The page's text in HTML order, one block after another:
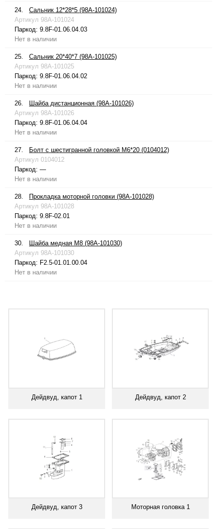
24.
Сальник 12*28*5 (98A-101024)
Артикул 98A-101024
Паркод: 9.8F-01.06.04.03
Нет в наличии
25.
Сальник 20*40*7 (98A-101025)
Артикул 98A-101025
Паркод: 9.8F-01.06.04.02
Нет в наличии
26.
Шайба дистанционная (98A-101026)
Артикул 98A-101026
Паркод: 9.8F-01.06.04.04
Нет в наличии
27.
Болт с шестигранной головкой М6*20 (0104012)
Артикул 0104012
Паркод: —
Нет в наличии
28.
Прокладка моторной головки (98A-101028)
Артикул 98A-101028
Паркод: 9.8F-02.01
Нет в наличии
30.
Шайба медная М8 (98A-101030)
Артикул 98A-101030
Паркод: F2.5-01.01.00.04
Нет в наличии
Дейдвуд, капот 1 Дейдвуд, капот 2
Дейдвуд, капот 3 Моторная головка 1